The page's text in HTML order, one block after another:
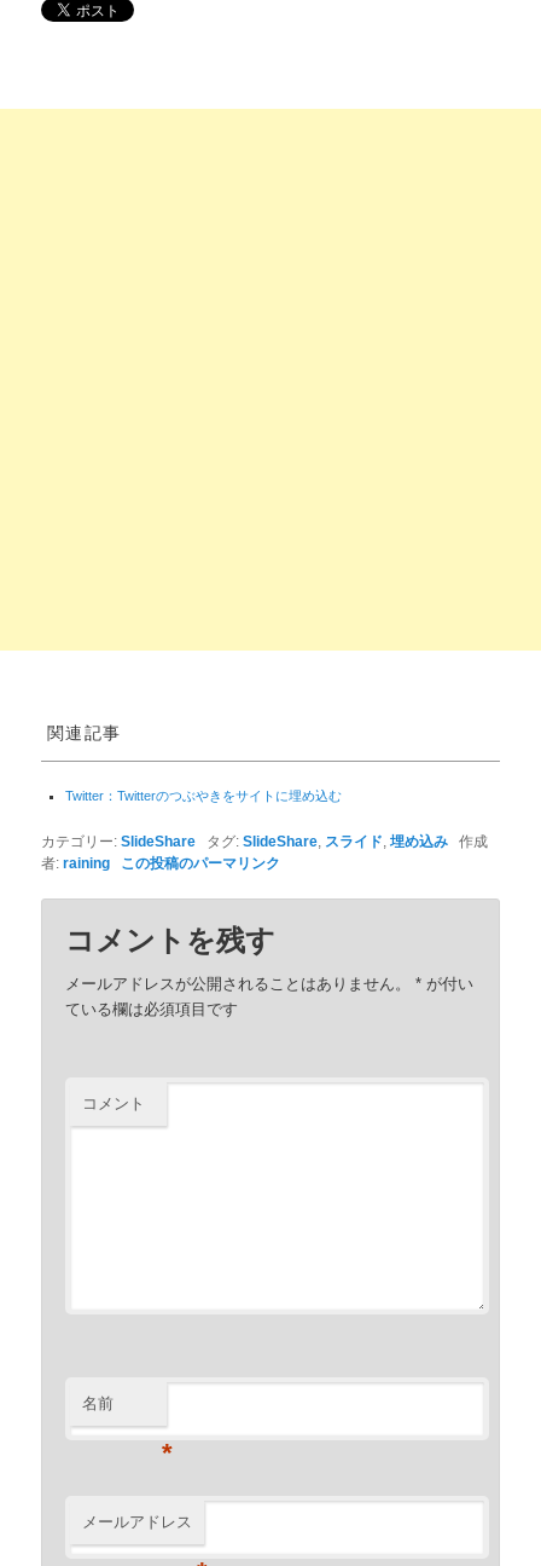
関連記事
Twitter：Twitterのつぶやきをサイトに埋め込む
カテゴリー:SlideShare タグ:SlideShare, スライド,埋め込み 作成
者:raining この投稿のパーマリンク
コメントを残す
メールアドレスが公開されることはありません。 *が付い
ている欄は必須項目です
コメント
名前
*
メールアドレス